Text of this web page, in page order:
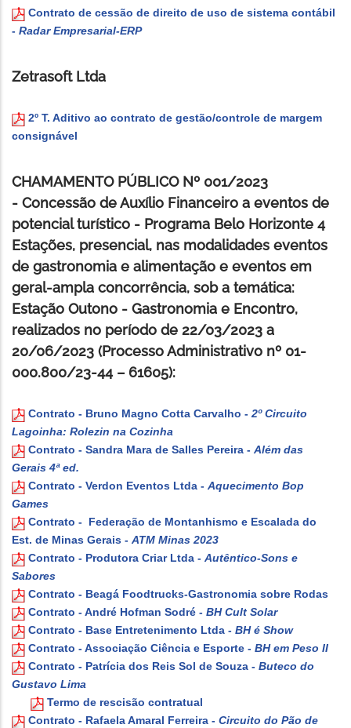
Contrato de cessão de direito de uso de sistema contábil
- Radar Empresarial-ERP
Zetrasoft Ltda
2º T. Aditivo ao contrato de gestão/controle de margem
consignável
CHAMAMENTO PÚBLICO Nº 001/2023
- Concessão de Auxílio Financeiro a eventos de
potencial turístico - Programa Belo Horizonte 4
Estações, presencial, nas modalidades eventos
de gastronomia e alimentação e eventos em
geral-ampla concorrência, sob a temática:
Estação Outono - Gastronomia e Encontro,
realizados no período de 22/03/2023 a
20/06/2023 (Processo Administrativo nº 01-
000.800/23-44 – 61605):
Contrato - Bruno Magno Cotta Carvalho -2º Circuito
Lagoinha: Rolezin na Cozinha
Contrato - Sandra Mara de Salles Pereira - Além das
Gerais 4ª ed.
Contrato - Verdon Eventos Ltda - Aquecimento Bop
Games
Contrato - Federação de Montanhismo e Escalada do
Est. de Minas Gerais - ATM Minas 2023
Contrato - Produtora Criar Ltda - Autêntico-Sons e
Sabores
Contrato - Beagá Foodtrucks-Gastronomia sobre Rodas
Contrato - André Hofman Sodré - BH Cult Solar
Contrato - Base Entretenimento Ltda - BH é Show
Contrato - Associação Ciência e Esporte - BH em Peso II
Contrato - Patrícia dos Reis Sol de Souza - Buteco do
Gustavo Lima
Termo de rescisão contratual
Contrato - Rafaela Amaral Ferreira - Circuito do Pão de